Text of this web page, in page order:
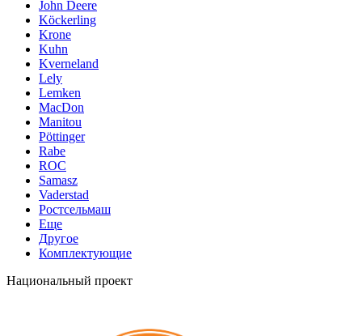
John Deere
Köckerling
Krone
Kuhn
Kverneland
Lely
Lemken
MacDon
Manitou
Pöttinger
Rabe
ROC
Samasz
Vaderstad
Ростсельмаш
Еще
Другое
Комплектующие
Национальный проект